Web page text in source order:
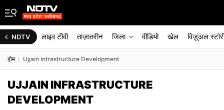
NDTV लाइव टीवी ताज़ातरीन जिला वीडियो खेल विज़ुअल
होम Ujjain Infrastructure Development
UJJAIN INFRASTRUCTURE
DEVELOPMENT